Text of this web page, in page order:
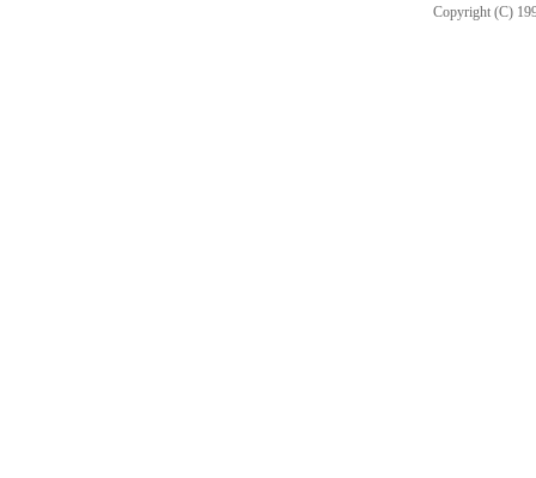
Copyright (C)